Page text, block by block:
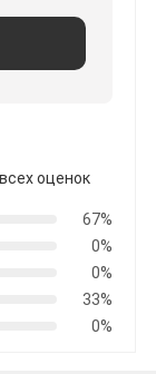
оценок
67%
0%
0%
33%
0%